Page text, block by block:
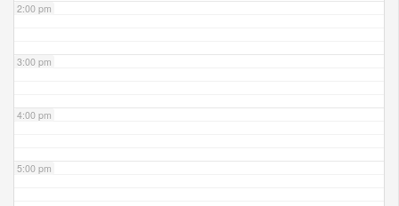
2:00 pm
3:00 pm
4:00 pm
5:00 pm